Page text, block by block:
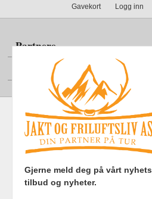
Gavekort Logg inn
Partnere
Din konto
Frakt Kjøpsbetingelser
Gjerne meld deg på vårt
tilbud og nyheter.